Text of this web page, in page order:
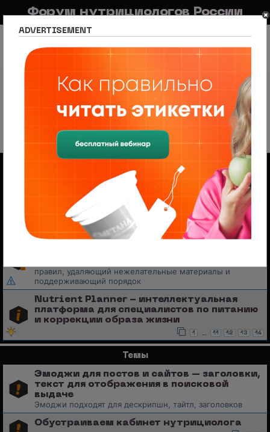
Форум нутрициологов России
FAQ Правила
Раздел для специалистов
Необходимые инструменты
63 темы 1 2 След.
Объявления
Менеджер по продажам (B2B/B2C) в НЦПС
— Удаленно, от 110 000 ₽
Ищем менеджера по продажам в лицензированный
учебный центр нутрициологии. Удаленная работа,
свободный график, оплата 20%
На форуме проводится набор
правил, удаляющий нежелательные материалы и
поддерживающий порядок
Nutrient Planner - интеллектуальная
платформа для специалистов по питанию
и коррекции образа жизни
1 11 12 13 14
Темы
Эмоджи для постов и сайтов – заголовки,
текст для отображения в поисковой
выдаче
Эмоджи подходят для дескрипшн, тайтл, заголовков
Обустраиваем кабинет нутрициолога
ADVERTISEMENT